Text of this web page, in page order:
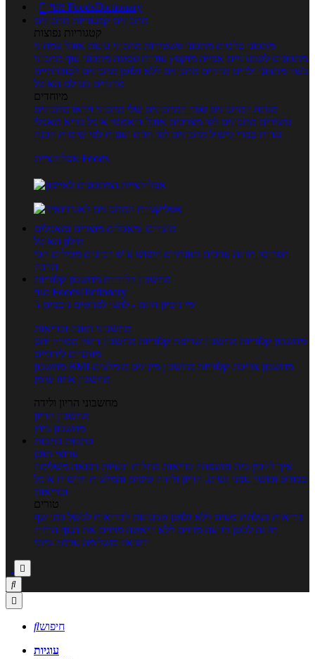

מנוי FoodsDictionary
מתכונים קטגוריות מתכונים
קטגוריות נפוצות
מתכוני סלטים מתכוני פשטידות מתכוני עוגות אוכל צמחוני
מתכונים לטבעוניים אפייה מוקפץ עוגיות פסטה מתכוני עוף מתכוני
בשר מתכוני ילדים מרקים מתכונים ללא גלוטן מתכונים לסוכרתיים
טרנדים בעולם האוכל
מיוחדים
מנתח המתכונים ספר המתכונים שלי מתכוני וידאו מתכונים
עשירים מתכונים לפי מצרכים אוכל דיאטטי אוכל בריא מאכלי
עדות ספרי בישול מתכונים לפי חגים ועונות לפי שיטות הכנה
אפליקציית Foods
מוצרים ומאכלים מוצרים ומאכלים
מילון האוכל
תפריטי תזונה ערכים תזונתיים חיפוש ע"פ רכיבים מכילים הכי
הרבה
מחשבון קלוריות מחשבון קלוריות
מנוי FoodsDictionary
5 ימי ניסיון חינם - לחצו לפרטים נוספים
מחשבוני תזונה ובריאות
מחשבון קלוריות מחשבון שריפת קלוריות מחשבון דופק מטרה יחס
מותניים לירכיים
מחשבון BMI
מחשבון צריכת קלוריות מחשבון מינונים מומלצים
מחשבון אחוז שומן
מחשבוני הריון ולידה
מחשבון הריון
מחשבון ביוץ
כתבות כתבות
ערוצי תוכן
איך להכין בית ומשפחה בריאות מחלות ובעיות רפואה משלימה
ספורט וכושר גופני נשים, הריון ולידה טיפים והמלצות חדשות אוכל
ובריאות
טורים
בריאות בצלחת טעים ללא גלוטן טבעונות לבריאות לבשל כמו שף
תזונה לבטן רגועה מרזים ללא דיאטה מזיזים את הגוף הרזיה
ורפואה משלימה גורמה ביתי



חיפוש
עוגיות